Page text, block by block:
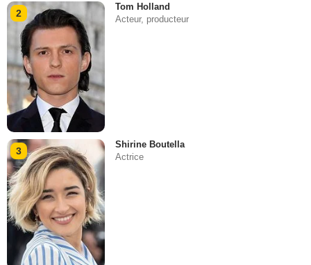
2
Tom Holland
Acteur, producteur
3
Shirine Boutella
Actrice